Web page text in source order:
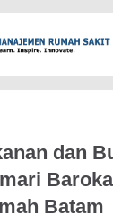
dan
Batam